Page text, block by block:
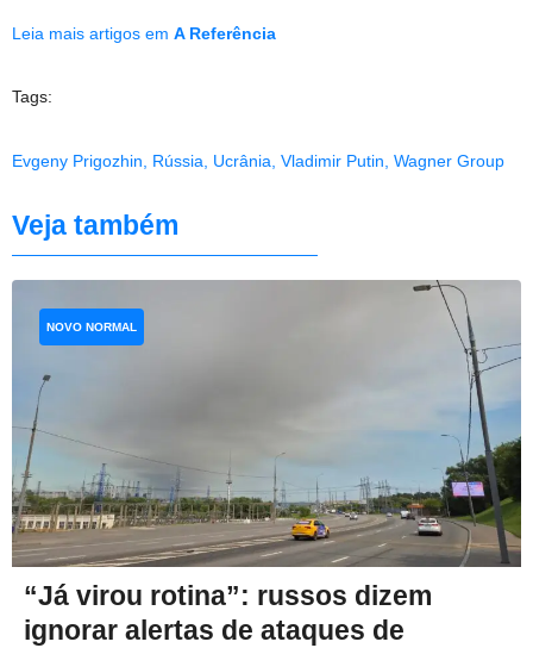
Leia mais artigos em A Referência
Tags:
Evgeny Prigozhin Rússia Ucrânia Vladimir Putin Wagner Group
Veja também
“Já virou rotina”: russos dizem
ignorar alertas de ataques de
NOVO NORMAL